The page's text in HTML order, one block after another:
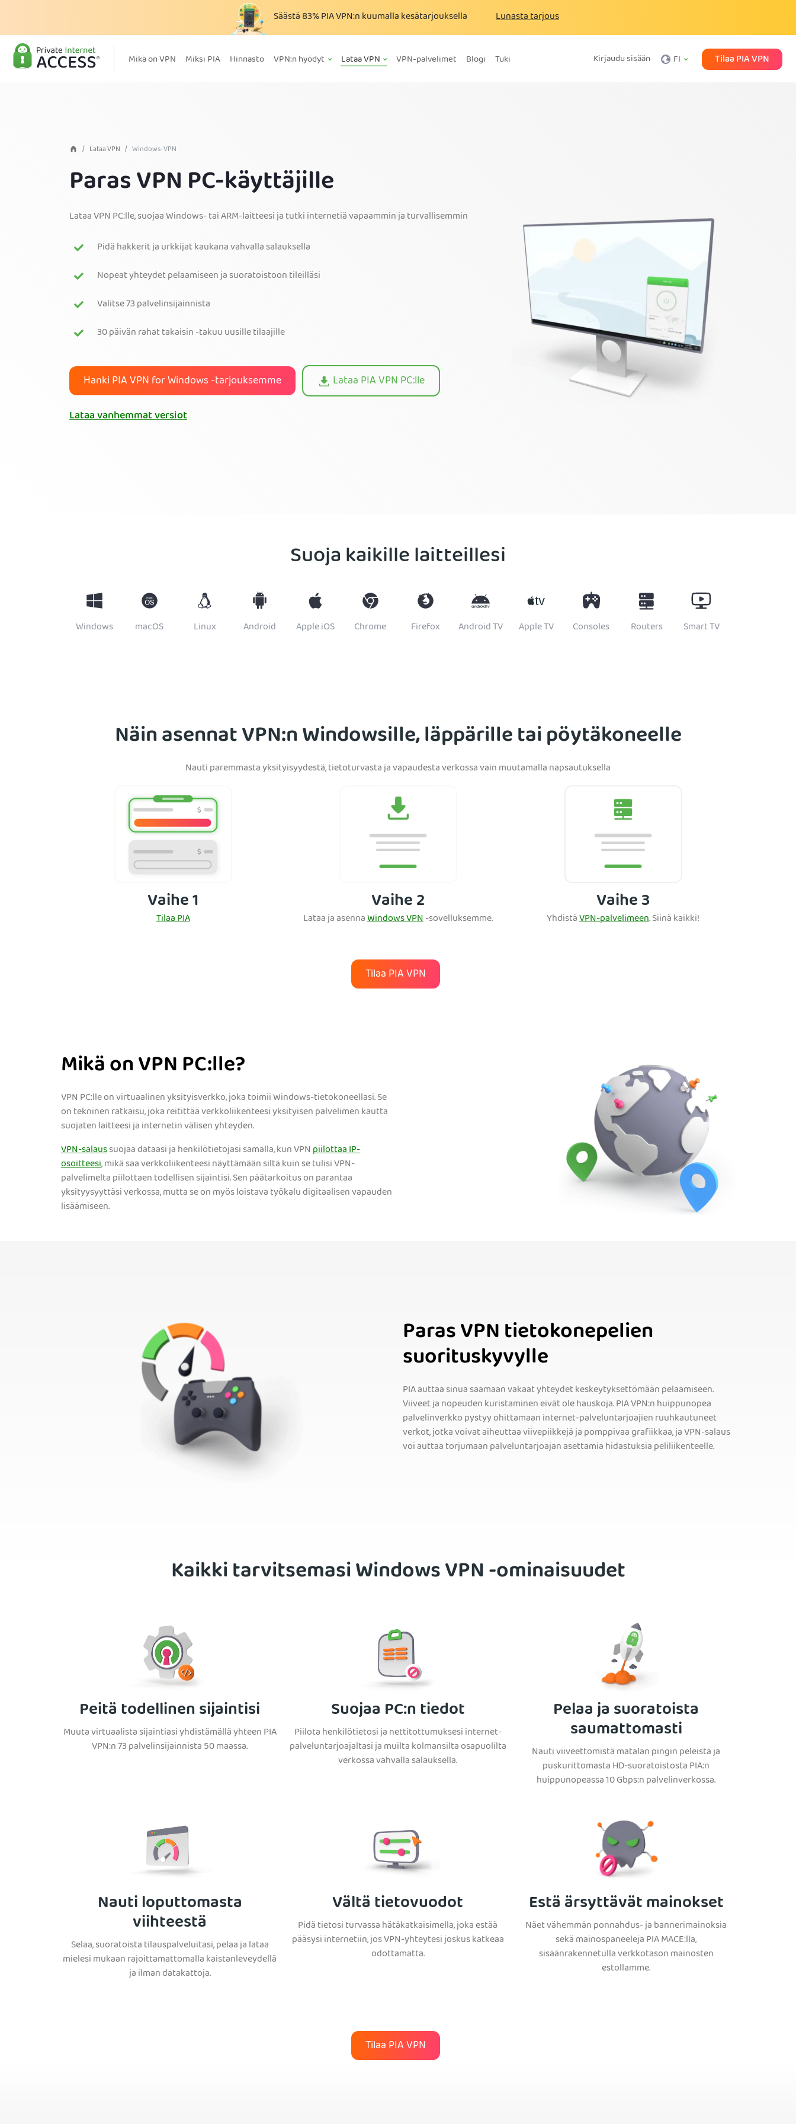
Säästä83%PIA VPN:n kuumalla kesätarjouksella Lunasta tarjous
Mikä on VPN Miksi PIA Hinnasto VPN:n hyödyt Lataa VPN VPN-palvelimet Blogi Tuki Kirjaudu sisään FI Tilaa PIA VPN
Lataa VPN Windows-VPN
Paras VPN PC-käyttäjille
Lataa VPN PC:lle, suojaa Windows- tai ARM-laitteesi ja tutki internetiä vapaammin ja turvallisemmin
Pidä hakkerit ja urkkijat kaukana vahvalla salauksella
Nopeat yhteydet pelaamiseen ja suoratoistoon tileilläsi
Valitse 73 palvelinsijainnista
30 päivän rahat takaisin -takuu uusille tilaajille
Hanki PIA VPN for Windows -tarjouksemme
Lataa PIA VPN PC:lle
Lataa vanhemmat versiot
Suoja kaikille laitteillesi
Windows macOS Linux Android Apple iOS Chrome Firefox Android TV Apple TV Consoles Routers Smart TV
Näin asennat VPN:n Windowsille, läppärille tai pöytäkoneelle
Nauti paremmasta yksityisyydestä, tietoturvasta ja vapaudesta verkossa vain muutamalla napsautuksella
Vaihe 1
Tilaa PIA
Vaihe 2
Lataa ja asennaWindows VPN-sovelluksemme.
Vaihe 3
YhdistäVPN-palvelimeen. Siinä kaikki!
Tilaa PIA VPN
Mikä on VPN PC:lle?
VPN PC:lle on virtuaalinen yksityisverkko, joka toimii Windows-tietokoneellasi. Se
on tekninen ratkaisu, joka reitittää verkkoliikenteesi yksityisen palvelimen kautta
suojaten laitteesi ja internetin välisen yhteyden.
VPN-salaussuojaa dataasi ja henkilötietojasi samalla, kun VPN piilottaa IP-
osoitteesi, mikä saa verkkoliikenteesi näyttämään siltä kuin se tulisi VPN-
palvelimelta piilottaen todellisen sijaintisi. Sen päätarkoitus on parantaa
yksityysyyttäsi verkossa, mutta se on myös loistava työkalu digitaalisen vapauden
lisäämiseen.
Paras VPN tietokonepelien
suorituskyvylle
PIA auttaa sinua saamaan vakaat yhteydet keskeytyksettömään pelaamiseen.
Viiveet ja nopeuden kuristaminen eivät ole hauskoja. PIA VPN:n huippunopea
palvelinverkko pystyy ohittamaan internet-palveluntarjoajien ruuhkautuneet
verkot, jotka voivat aiheuttaa viivepiikkejä ja pomppivaa grafiikkaa, ja VPN-salaus
voi auttaa torjumaan palveluntarjoajan asettamia hidastuksia peliliikenteelle.
Kaikki tarvitsemasi Windows VPN -ominaisuudet
Peitä todellinen sijaintisi
Muuta virtuaalista sijaintiasi yhdistämällä yhteen PIA
VPN:n 73 palvelinsijainnista 50 maassa.
Suojaa PC:n tiedot
Piilota henkilötietosi ja nettitottumuksesi internet-
palveluntarjoajaltasi ja muilta kolmansilta osapuolilta
verkossa vahvalla salauksella.
Pelaa ja suoratoista
saumattomasti
Nauti viiveettömistä matalan pingin peleistä ja
puskurittomasta HD-suoratoistosta PIA:n
huippunopeassa 10 Gbps:n palvelinverkossa.
Nauti loputtomasta
viihteestä
Selaa, suoratoista tilauspalveluitasi, pelaa ja lataa
mielesi mukaan rajoittamattomalla kaistanleveydellä
ja ilman datakattoja.
Vältä tietovuodot
Pidä tietosi turvassa hätäkatkaisimella, joka estää
pääsysi internetiin, jos VPN-yhteytesi joskus katkeaa
odottamatta.
Estä ärsyttävät mainokset
Näet vähemmän ponnahdus- ja bannerimainoksia
sekä mainospaneeleja PIA MACE:lla,
sisäänrakennetulla verkkotason mainosten
estollamme.
Tilaa PIA VPN